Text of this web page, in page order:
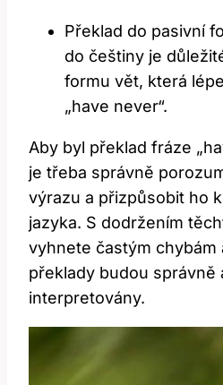
Překlad do pasivní
do češtiny je
formu vět, která
„have never“.
Aby byl překlad fráze
je třeba správně
výrazu a přizpůsobit ho
jazyka. S dodržením
vyhnete častým chybám
překlady budou správně
interpretovány.